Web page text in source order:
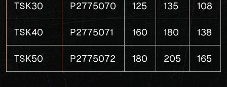
TSK30 P2775070 125 135 108
TSK40 P2775071 160 180 138
TSK50 P2775072 180 205 165